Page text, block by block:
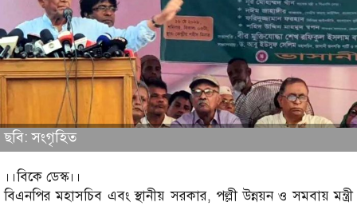
ছবি: সংগৃহিত
।।বিকে ডেস্ক।।
বিএনপির মহাসচিব এবং স্থানীয় সরকার, পল্লী উন্নয়ন ও সমবায় মন্ত্রী